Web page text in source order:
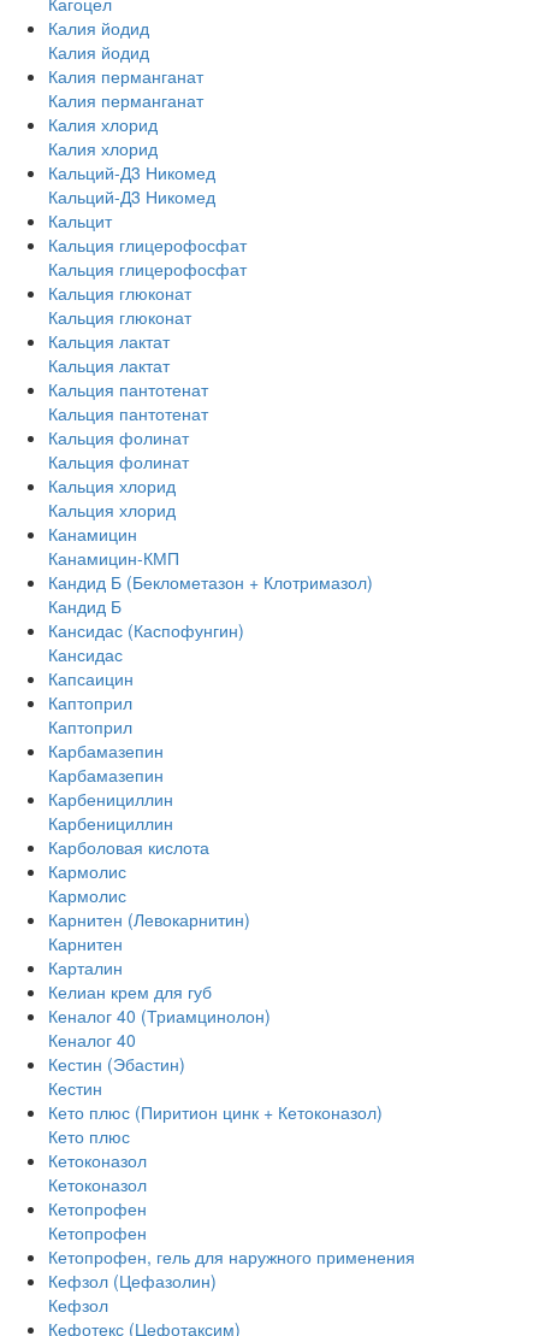
Калия йодид
Калия йодид
Калия перманганат
Калия перманганат
Калия хлорид
Калия хлорид
Кальций-Д3 Никомед
Кальций-Д3 Никомед
Кальцит
Кальция глицерофосфат
Кальция глицерофосфат
Кальция глюконат
Кальция глюконат
Кальция лактат
Кальция лактат
Кальция пантотенат
Кальция пантотенат
Кальция фолинат
Кальция фолинат
Кальция хлорид
Кальция хлорид
Канамицин
Канамицин-КМП
Кандид Б (Беклометазон + Клотримазол)
Кандид Б
Кансидас (Каспофунгин)
Кансидас
Капсаицин
Каптоприл
Каптоприл
Карбамазепин
Карбамазепин
Карбенициллин
Карбенициллин
Карболовая кислота
Кармолис
Кармолис
Карнитен (Левокарнитин)
Карнитен
Карталин
Келиан крем для губ
Кеналог 40 (Триамцинолон)
Кеналог 40
Кестин (Эбастин)
Кестин
Кето плюс (Пиритион цинк + Кетоконазол)
Кето плюс
Кетоконазол
Кетоконазол
Кетопрофен
Кетопрофен
Кетопрофен, гель для наружного применения
Кефзол (Цефазолин)
Кефзол
Кефотекс (Цефотаксим)